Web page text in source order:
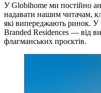
У Globihome ми постійно
надавати нашим читачам,
які випереджають ринок. У
Branded Residences — від
флагманських проєктів.